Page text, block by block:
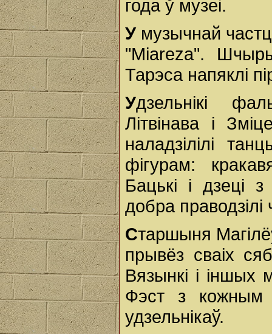
года ў музеі.
У музычнай
"Miareza".
Тарэса напяклі
Удзельнікі
Літвінава і
наладзілілі
фігурам:
Бацькі і дзеці
добра
Старшыня
прывёз сваіх
Вязынкі і іншых
Фэст з кожным
удзельнікаў.